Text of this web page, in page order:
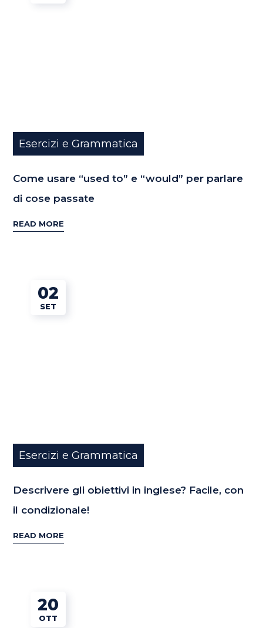
Esercizi e Grammatica
Come usare “used to” e “would” per parlare
di cose passate
READ MORE
02
SET
Esercizi e Grammatica
Descrivere gli obiettivi in inglese? Facile, con
il condizionale!
READ MORE
20
OTT